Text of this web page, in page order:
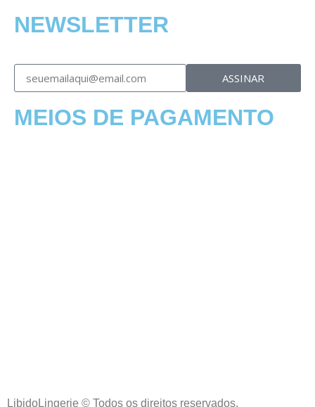
NEWSLETTER
ASSINAR
MEIOS DE PAGAMENTO
LibidoLingerie © Todos os direitos reservados.